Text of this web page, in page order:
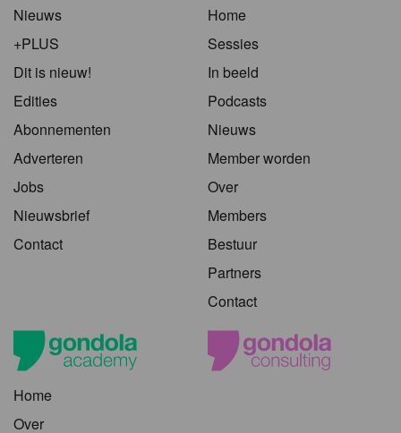
Nieuws
+PLUS
Dit is nieuw!
Edities
Abonnementen
Adverteren
Jobs
Nieuwsbrief
Contact
Home
Sessies
In beeld
Podcasts
Nieuws
Member worden
Over
Members
Bestuur
Partners
Contact
Home
Over